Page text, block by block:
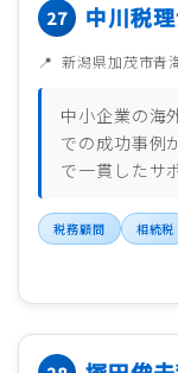
中川税
新潟県加茂市青
中小企業の海
での成功事例
で一貫したサ
税務顧問 相続税